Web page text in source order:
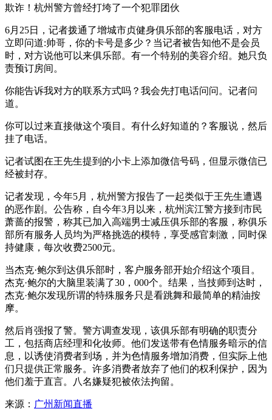
欺诈！杭州警方曾经打垮了一个犯罪团伙
6月25日，记者拨通了增城市贞健身俱乐部的客服电话，对方
立即问道:帅哥，你的卡号是多少？当记者被告知他不是会员
时，对方说他可以来俱乐部。有一个特别的美容介绍。她只负
责预订房间。
你能告诉我对方的联系方式吗？我会先打电话问问。记者问
道。
你可以过来直接做这个项目。有什么好知道的？客服说，然后
挂了电话。
记者试图在王先生提到的小卡上添加微信号码，但显示微信已
经被封存。
记者发现，今年5月，杭州警方报告了一起类似于王先生遭遇
的恶作剧。公告称，自今年3月以来，杭州滨江警方接到市民
萧蔷的报警，称其已加入高端男士减压俱乐部的客服，称俱乐
部所有服务人员均为严格挑选的模特，享受感官刺激，同时保
持健康，每次收费2500元。
当杰克·鲍尔到达俱乐部时，客户服务部开始介绍这个项目。
杰克·鲍尔的大脑里装满了30，000个。结果，当技师到达时，
杰克·鲍尔发现所谓的特殊服务只是看跳舞和最简单的精油按
摩。
然后肖强报了警。警方调查发现，该俱乐部有明确的职责分
工，包括商店经理和化妆师。他们发送带有色情服务暗示的信
息，以诱使消费者到场，并为色情服务增加消费，但实际上他
们只提供正常服务。许多消费者放弃了他们的权利保护，因为
他们羞于直言。八名嫌疑犯被依法拘留。
来源： 广州新闻直播